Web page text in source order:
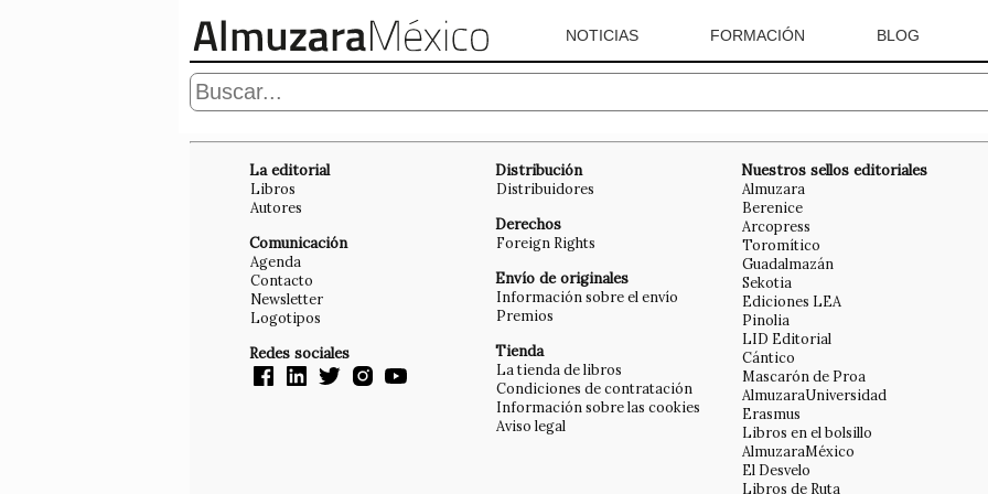
NOTICIAS FORMACIÓN BLOG
La editorial
Libros
Autores
Comunicación
Agenda
Contacto
Newsletter
Logotipos
Redes sociales
Distribución
Distribuidores
Derechos
Foreign Rights
Envío de originales
Información sobre el envío
Premios
Tienda
La tienda de libros
Condiciones de contratación
Información sobre las cookies
Aviso legal
Nuestros sellos editoriales
Almuzara
Berenice
Arcopress
Toromítico
Guadalmazán
Sekotia
Ediciones LEA
Pinolia
LID Editorial
Cántico
Mascarón de Proa
AlmuzaraUniversidad
Erasmus
Libros en el bolsillo
AlmuzaraMéxico
El Desvelo
Libros de Ruta